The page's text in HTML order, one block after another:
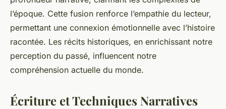
l’époque. Cette fusion renforce l’empathie du lecteur,
permettant une connexion émotionnelle avec l’histoire
racontée. Les récits historiques, en enrichissant notre
perception du passé, influencent notre
compréhension actuelle du monde.
Écriture et Techniques Narratives